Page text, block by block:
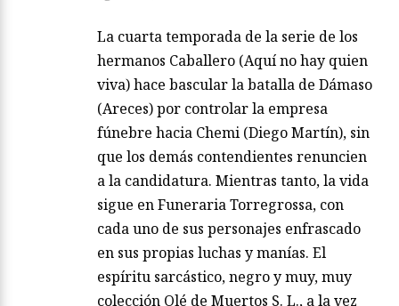
La cuarta temporada de la serie de los
hermanos Caballero (Aquí no hay quien
viva) hace bascular la batalla de Dámaso
(Areces) por controlar la empresa
fúnebre hacia Chemi (Diego Martín), sin
que los demás contendientes renuncien
a la candidatura. Mientras tanto, la vida
sigue en Funeraria Torregrossa, con
cada uno de sus personajes enfrascado
en sus propias luchas y manías. El
espíritu sarcástico, negro y muy, muy
colección Olé de Muertos S. L., a la vez